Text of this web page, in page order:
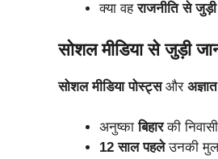
क्या वहराजनीति से
सोशल मीडिया से जुड़ी
सोशल मीडिया पोस्ट्सऔर
अनुष्काबिहारकी
12 साल पहलेउनकी